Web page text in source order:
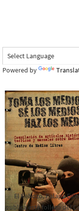
Powered by
El Rebozo, Palapa
publica este folleto del